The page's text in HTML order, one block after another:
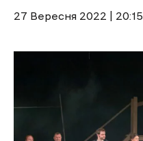
27 Вересня 2022 | 20:15